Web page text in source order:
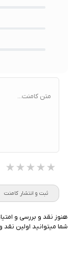
متن کامنت...
★★★★★
★★★★★
★★★★★
ثبت و انتشار کامنت
هنوز نقد و بررسی و
شما میتوانید اولین